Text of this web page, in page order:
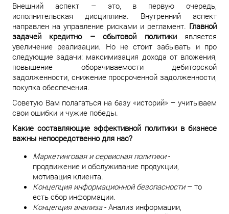
Внешний аспект – это, в первую очередь,
исполнительская дисциплина. Внутренний аспект
направлен на управление рисками и регламент. Главной
задачей кредитно – сбытовой политикиявляется
увеличение реализации. Но не стоит забывать и про
следующие задачи: максимизация дохода от вложения,
повышение оборачиваемости дебиторской
задолженности, снижение просроченной задолженности,
покупка обеспечения.
Советую Вам полагаться на базу «историй» – учитываем
свои ошибки и чужие победы.
Какие составляющие эффективной политики в бизнесе
важны непосредственно для нас?
Маркетинговая и сервисная политики-
продвижение и обслуживание продукции,
мотивация клиента.
Концепция информационной безопасности– то
есть сбор информации.
Концепция анализа- Анализ информации,